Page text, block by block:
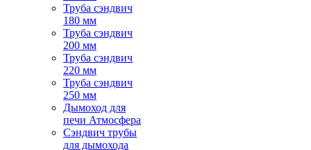
Труба сэндвич
180 мм
Труба сэндвич
200 мм
Труба сэндвич
220 мм
Труба сэндвич
250 мм
Дымоход для
печи Атмосфера
Сэндвич трубы
для дымохода